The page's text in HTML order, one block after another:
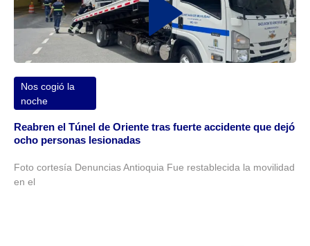
Nos cogió la
noche
Reabren el Túnel de Oriente tras fuerte accidente que dejó
ocho personas lesionadas
Foto cortesía Denuncias Antioquia Fue restablecida la movilidad
en el